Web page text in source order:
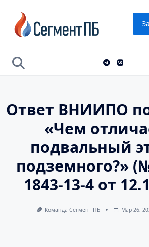
content
Ответ ВНИИПО
«Чем
подвальный
подземного?»
1843-13-4 от
Команда Сегмент ПБ Мар 26,